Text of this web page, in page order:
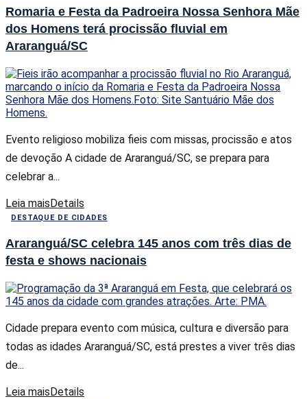
Romaria e Festa da Padroeira Nossa Senhora Mãe
dos Homens terá procissão fluvial em
Araranguá/SC
Evento religioso mobiliza fieis com missas, procissão e atos
de devoção A cidade de Araranguá/SC, se prepara para
celebrar a...
Leia maisDetails
DESTAQUE DE CIDADES
Araranguá/SC celebra 145 anos com três dias de
festa e shows nacionais
Cidade prepara evento com música, cultura e diversão para
todas as idades Araranguá/SC, está prestes a viver três dias
de...
Leia maisDetails